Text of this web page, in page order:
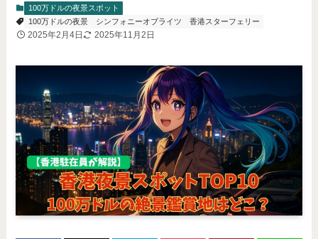
100万ドルの夜景スポット
100万ドルの夜景
シンフォニーオブライツ 香港スターフェリー
2025年2月4日 2025年11月2日